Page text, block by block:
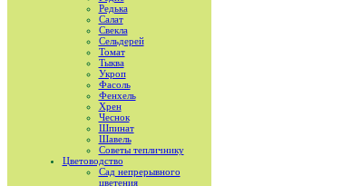
Редька
Салат
Свекла
Сельдерей
Томат
Тыква
Укроп
Фасоль
Фенхель
Хрен
Чеснок
Шпинат
Шавель
Советы тепличнику
Цветоводство
Сад непрерывного
цветения